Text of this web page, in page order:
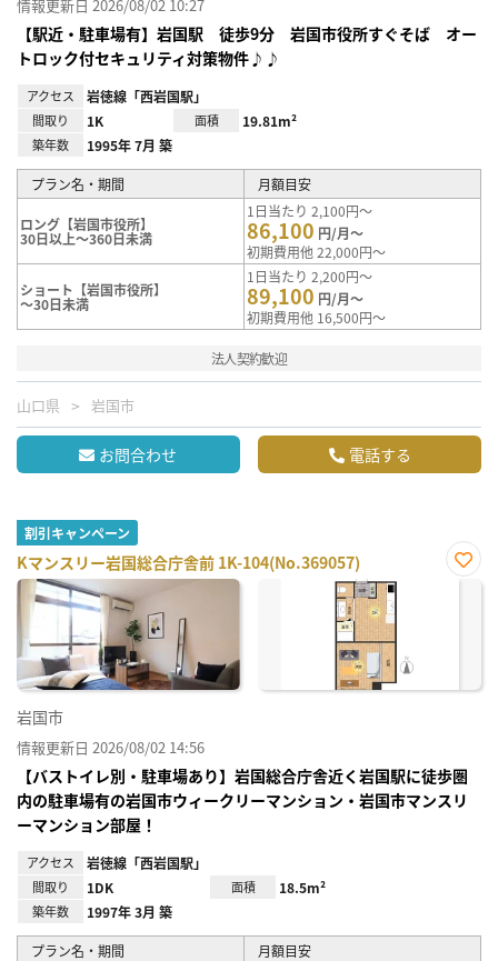
情報更新日 2026/08/02 10:27
【駅近・駐車場有】岩国駅 徒歩9分 岩国市役所すぐそば オー
トロック付セキュリティ対策物件♪♪
アクセス 岩徳線「西岩国駅」
間取り 1K 面積 19.81m²
築年数 1995年 7月 築
プラン名・期間 月額目安
ロング【岩国市役所】
30日以上～360日未満
1日当たり 2,100円～
86,100 円/月～
初期費用他 22,000円～
ショート【岩国市役所】
～30日未満
1日当たり 2,200円～
89,100 円/月～
初期費用他 16,500円～
法人契約歓迎
山口県 岩国市
お問合わせ 電話する
割引キャンペーン
Kマンスリー岩国総合庁舎前 1K-104(No.369057)
お気
岩国市
情報更新日 2026/08/02 14:56
【バストイレ別・駐車場あり】岩国総合庁舎近く岩国駅に徒歩圏
内の駐車場有の岩国市ウィークリーマンション・岩国市マンスリ
ーマンション部屋！
アクセス 岩徳線「西岩国駅」
間取り 1DK 面積 18.5m²
築年数 1997年 3月 築
プラン名・期間 月額目安